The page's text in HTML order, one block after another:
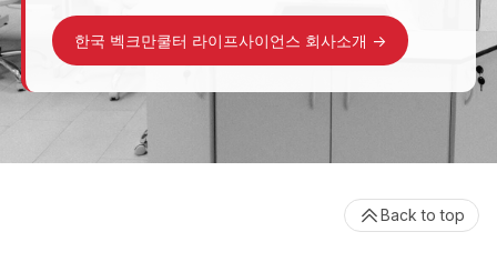
한국 벡크만쿨터 라이프사이언스 회사소개 ->
Back to top